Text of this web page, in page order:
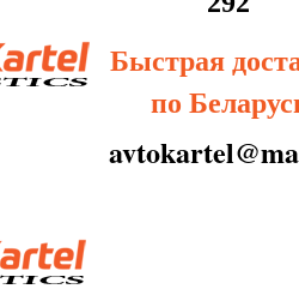
Быстрая
по